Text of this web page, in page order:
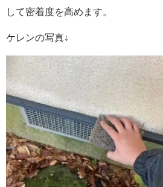
して密着度を高めます。
ケレンの写真↓